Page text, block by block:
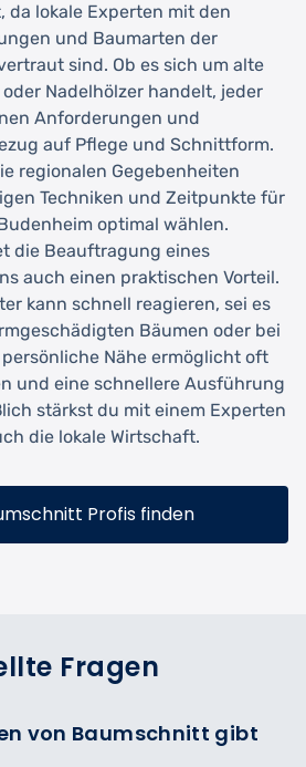
da lokale Experten mit den
und Baumarten der
sind. Ob es sich um alte
Nadelhölzer handelt, jeder
Anforderungen und
auf Pflege und Schnittform.
regionalen Gegebenheiten
Techniken und Zeitpunkte für
optimal wählen.
die Beauftragung eines
auch einen praktischen Vorteil.
kann schnell reagieren, sei es
Bäumen oder bei
Nähe ermöglicht oft
und eine schnellere Ausführung
stärkst du mit einem Experten
die lokale Wirtschaft.
Profis finden
Fragen
von Baumschnitt gibt